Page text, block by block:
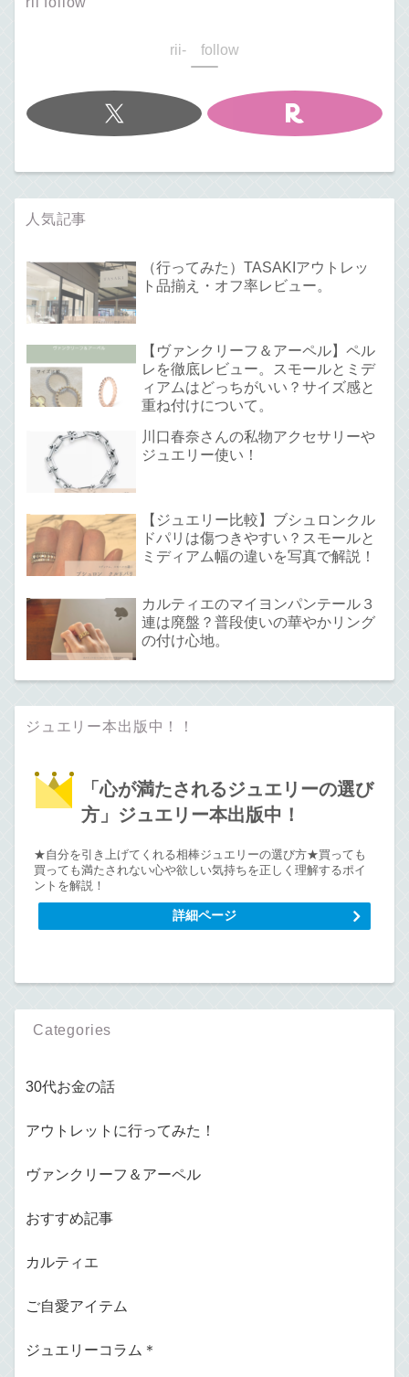
rii- follow
人気記事
（行ってみた）TASAKIアウトレッ
ト品揃え・オフ率レビュー。
【ヴァンクリーフ＆アーペル】ペル
レを徹底レビュー。スモールとミデ
ィアムはどっちがいい？サイズ感と
重ね付けについて。
川口春奈さんの私物アクセサリーや
ジュエリー使い！
【ジュエリー比較】ブシュロンクル
ドパリは傷つきやすい？スモールと
ミディアム幅の違いを写真で解説！
カルティエのマイヨンパンテール３
連は廃盤？普段使いの華やかリング
の付け心地。
ジュエリー本出版中！！
「心が満たされるジュエリーの選び
方」ジュエリー本出版中！
★自分を引き上げてくれる相棒ジュエリーの選び方★買っても
買っても満たされない心や欲しい気持ちを正しく理解するポイ
ントを解説！
詳細ページ
Categories
30代お金の話
アウトレットに行ってみた！
ヴァンクリーフ＆アーペル
おすすめ記事
カルティエ
ご自愛アイテム
ジュエリーコラム＊